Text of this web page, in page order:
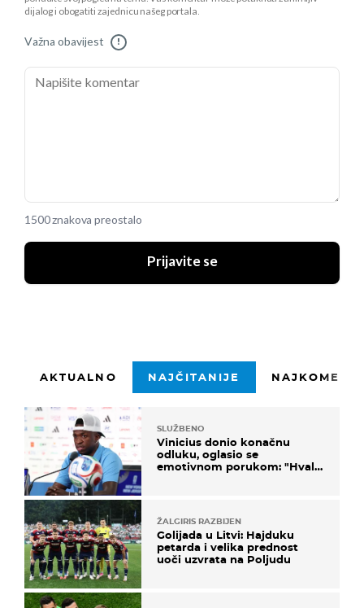
dijalog i obogatiti zajednicu našeg portala.
Važna obavijest !
1500 znakova preostalo
Prijavite se
AKTUALNO NAJČITANIJE
SLUŽBENO
Vinicius donio konačnu
odluku, oglasio se
emotivnom porukom: "Hvala
ŽALGIRIS RAZBIJEN
Golijada u Litvi: Hajduku
petarda i velika prednost
uoči uzvrata na Poljudu